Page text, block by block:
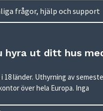
frågor, hjälp och support
hyra ut ditt hus
18 länder. Uthyrning av
över hela Europa. Inga